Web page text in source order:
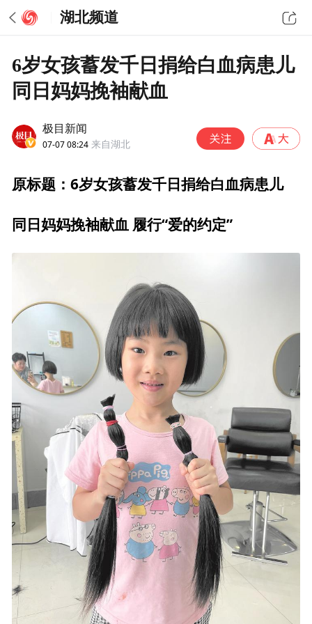
湖北频道
6岁女孩蓄发千日捐给白血病患儿
同日妈妈挽袖献血
极目新闻
07-07 08:24 来自湖北
原标题：6岁女孩蓄发千日捐给白血病患儿
同日妈妈挽袖献血 履行“爱的约定”